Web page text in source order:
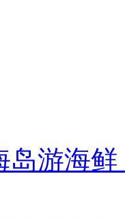
岛游海